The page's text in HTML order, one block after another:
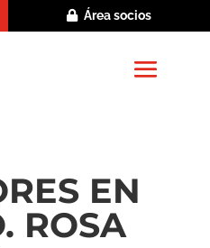
Área socios
EN
ROSA